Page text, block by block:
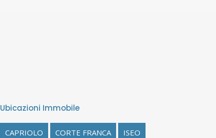
Ubicazioni Immobile
CAPRIOLO CORTE FRANCA ISEO